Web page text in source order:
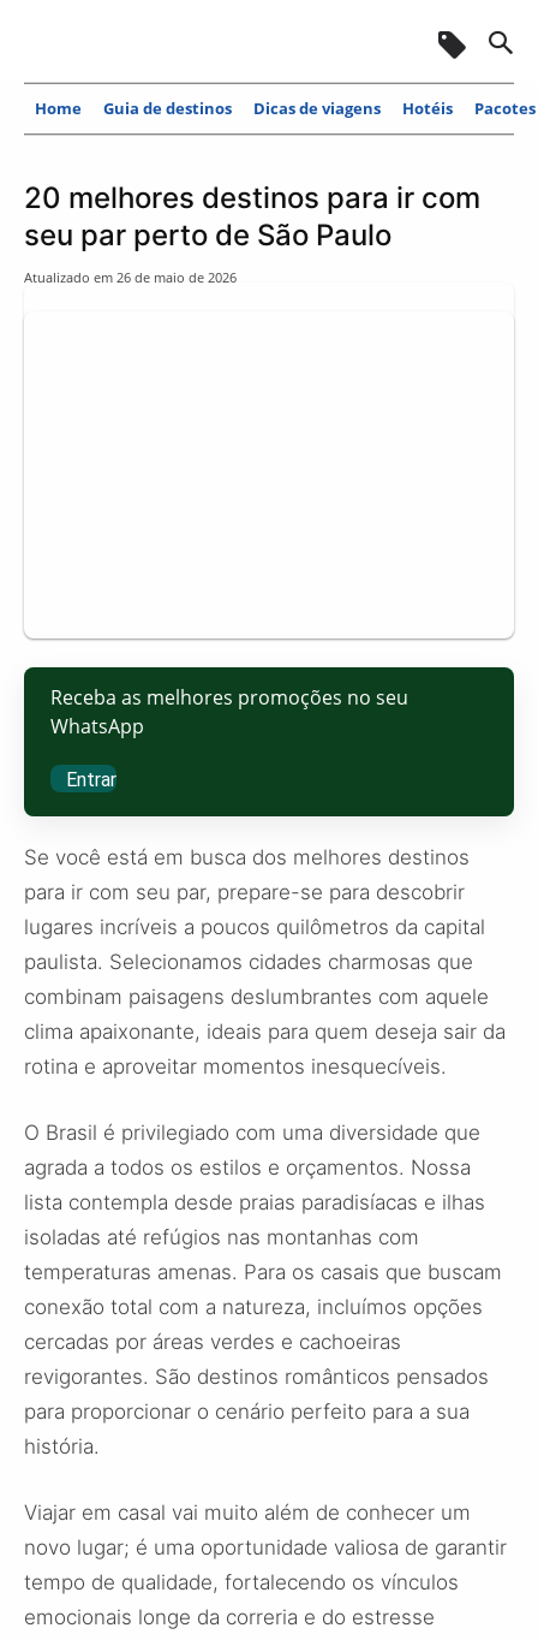
Home Guia de destinos Dicas de viagens Hotéis Pacotes
20 melhores destinos para ir com
seu par perto de São Paulo
Atualizado em 26 de maio de 2026
Receba as melhores promoções no seu
WhatsApp
Entrar
Se você está em busca dos melhores destinos
para ir com seu par, prepare-se para descobrir
lugares incríveis a poucos quilômetros da capital
paulista. Selecionamos cidades charmosas que
combinam paisagens deslumbrantes com aquele
clima apaixonante, ideais para quem deseja sair da
rotina e aproveitar momentos inesquecíveis.
O Brasil é privilegiado com uma diversidade que
agrada a todos os estilos e orçamentos. Nossa
lista contempla desde praias paradisíacas e ilhas
isoladas até refúgios nas montanhas com
temperaturas amenas. Para os casais que buscam
conexão total com a natureza, incluímos opções
cercadas por áreas verdes e cachoeiras
revigorantes. São destinos românticos pensados
para proporcionar o cenário perfeito para a sua
história.
Viajar em casal vai muito além de conhecer um
novo lugar; é uma oportunidade valiosa de garantir
tempo de qualidade, fortalecendo os vínculos
emocionais longe da correria e do estresse